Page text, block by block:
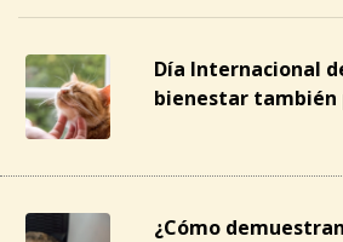
Día Internacional
bienestar también
¿Cómo